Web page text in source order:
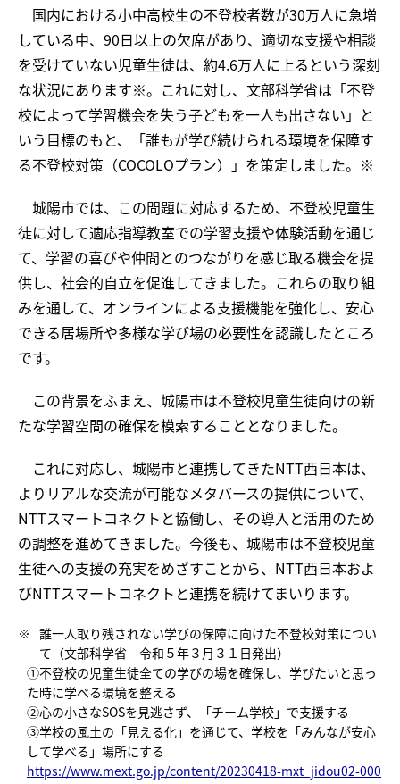
国内における小中高校生の不登校者数が30万人に急増
している中、90日以上の欠席があり、適切な支援や相談
を受けていない児童生徒は、約4.6万人に上るという深刻
な状況にあります※。これに対し、文部科学省は「不登
校によって学習機会を失う子どもを一人も出さない」と
いう目標のもと、「誰もが学び続けられる環境を保障す
る不登校対策（COCOLOプラン）」を策定しました。※
城陽市では、この問題に対応するため、不登校児童生
徒に対して適応指導教室での学習支援や体験活動を通じ
て、学習の喜びや仲間とのつながりを感じ取る機会を提
供し、社会的自立を促進してきました。これらの取り組
みを通して、オンラインによる支援機能を強化し、安心
できる居場所や多様な学び場の必要性を認識したところ
です。
この背景をふまえ、城陽市は不登校児童生徒向けの新
たな学習空間の確保を模索することとなりました。
これに対応し、城陽市と連携してきたNTT西日本は、
よりリアルな交流が可能なメタバースの提供について、
NTTスマートコネクトと協働し、その導入と活用のため
の調整を進めてきました。今後も、城陽市は不登校児童
生徒への支援の充実をめざすことから、NTT西日本およ
びNTTスマートコネクトと連携を続けてまいります。
※ 誰一人取り残されない学びの保障に向けた不登校対策につい
て（文部科学省 令和５年３月３１日発出）
①不登校の児童生徒全ての学びの場を確保し、学びたいと思っ
た時に学べる環境を整える
②心の小さなSOSを見逃さず、「チーム学校」で支援する
③学校の風土の「見える化」を通じて、学校を「みんなが安心
して学べる」場所にする
https://www.mext.go.jp/content/20230418-mxt_jidou02-000